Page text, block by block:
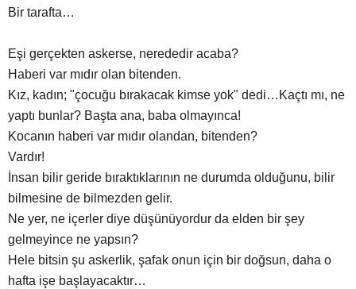
Bir tarafta…
Eşi gerçekten askerse, nerededir acaba?
Haberi var mıdır olan bitenden.
Kız, kadın; "çocuğu bırakacak kimse yok" dedi…Kaçtı mı, ne
yaptı bunlar? Başta ana, baba olmayınca!
Kocanın haberi var mıdır olandan, bitenden?
Vardır!
İnsan bilir geride bıraktıklarının ne durumda olduğunu, bilir
bilmesine de bilmezden gelir.
Ne yer, ne içerler diye düşünüyordur da elden bir şey
gelmeyince ne yapsın?
Hele bitsin şu askerlik, şafak onun için bir doğsun, daha o
hafta işe başlayacaktır…